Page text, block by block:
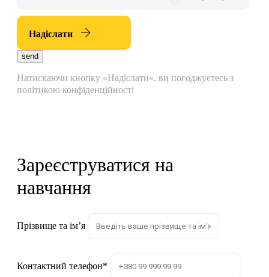
Надіслати
send
Натискаючи кнопку «Надіслати», ви погоджуєтесь з
політикою конфіденційності
Зареєструватися на
навчання
Прізвище та імʼя
Контактний телефон*